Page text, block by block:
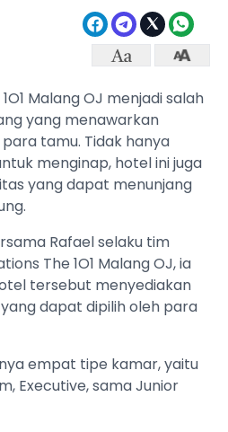
1O1 Malang OJ menjadi salah
yang menawarkan
tamu. Tidak hanya
menginap, hotel ini juga
yang dapat menunjang
Rafael selaku tim
The 1O1 Malang OJ, ia
tersebut menyediakan
dapat dipilih oleh para
empat tipe kamar, yaitu
Executive, sama Junior